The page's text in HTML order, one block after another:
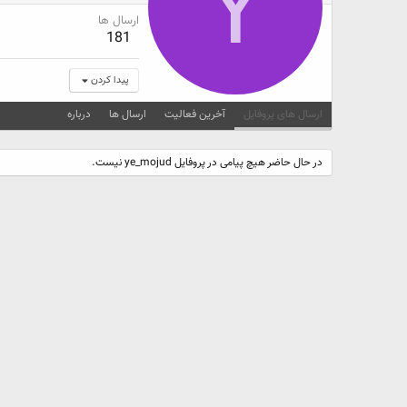
ارسال ها
181
پیدا کردن
ارسال های پروفایل آخرین فعالیت ارسال ها درباره
در حال حاضر هیچ پیامی در پروفایل ye_mojud نیست.